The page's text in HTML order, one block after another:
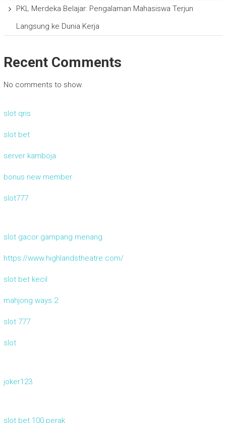
PKL Merdeka Belajar: Pengalaman Mahasiswa Terjun
Langsung ke Dunia Kerja
Recent Comments
No comments to show.
slot qris
slot bet
server kamboja
bonus new member
slot777
slot gacor gampang menang
https://www.highlandstheatre.com/
slot bet kecil
mahjong ways 2
slot 777
slot
joker123
slot bet 100 perak